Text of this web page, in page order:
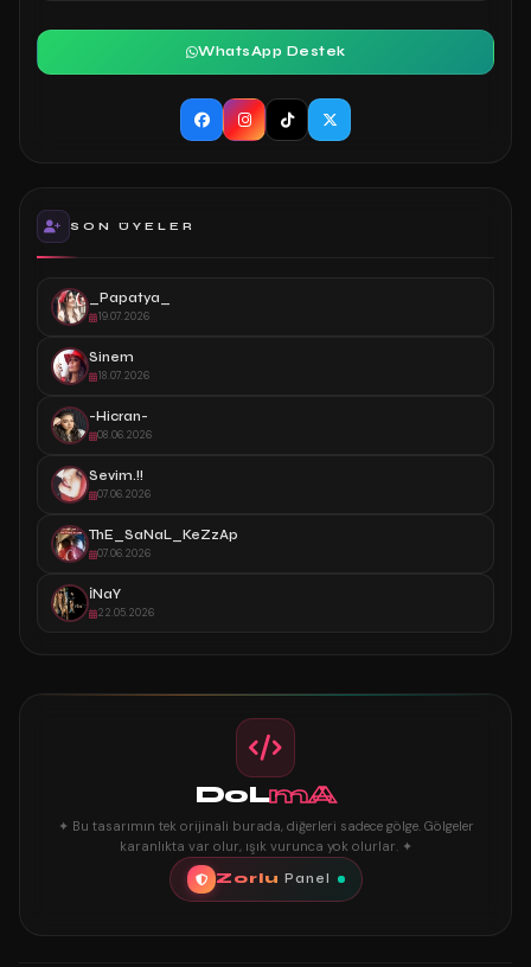
WhatsApp Destek
SON ÜYELER
_Papatya_
19.07.2026
Sinem
18.07.2026
-Hicran-
08.06.2026
Sevim.!!
07.06.2026
ThE_SaNaL_KeZzAp
07.06.2026
İNaY
22.05.2026
DoLmA
✦ Bu tasarımın tek orijinali burada, diğerleri sadece gölge. Gölgeler
karanlıkta var olur, ışık vurunca yok olurlar. ✦
Zorlu Panel